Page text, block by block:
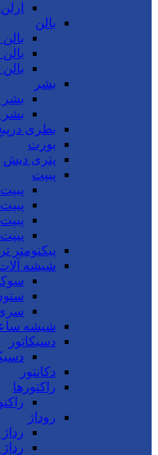
بالن
بشر
بشر
بشر
بطری
بورت
پتری دیش
پیپت
پیکنومتر
شیشه
سری
شیشه
دسیکاتور
دکانتور
راکتورها
روداژ